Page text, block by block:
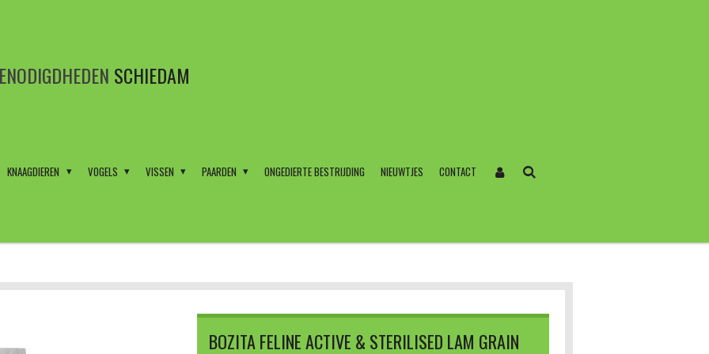
SCHIEDAM
KNAAGDIEREN VOGELS VISSEN PAARDEN ONGEDIERTE BESTRIJDING NIEUWTJES CONTACT
BOZITA FELINE ACTIVE & STERILISED LAM GRAIN